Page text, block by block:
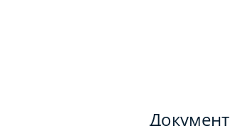
Документ